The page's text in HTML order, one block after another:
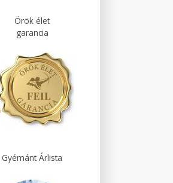
Örök élet
garancia
Gyémánt Árlista